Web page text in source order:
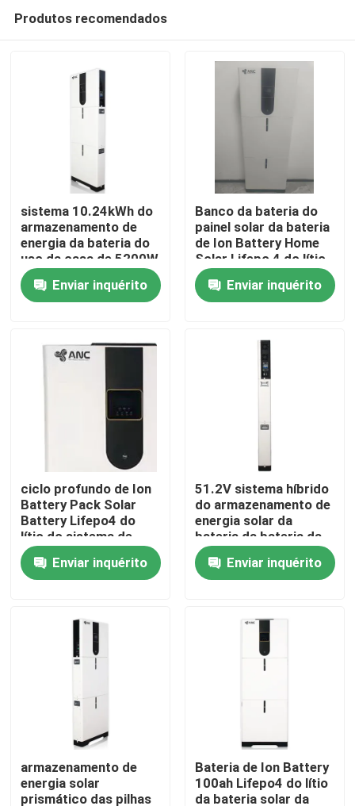
Casa
Fábrica
Controle de Qualidade
Todos os casos
armazenamento da bateria do agregado familiar
Sistemas de armazenamento de bateria residencial
Produtos recomendados
sistema 10.24kWh do
armazenamento de
energia da bateria do
uso da casa de 5200W
51.2V
Enviar inquérito
Banco da bateria do
painel solar da bateria
de Ion Battery Home
Solar Lifepo 4 do lítio
Enviar inquérito
ciclo profundo de Ion
Battery Pack Solar
Battery Lifepo4 do
lítio do sistema de
bateria 51.2V
Enviar inquérito
51.2V sistema híbrido
do armazenamento de
energia solar da
bateria da bateria da
bateria Lifepo4
Enviar inquérito
armazenamento de
energia solar
prismático das pilhas
Bateria de Ion Battery
100ah Lifepo4 do lítio
da bateria solar da